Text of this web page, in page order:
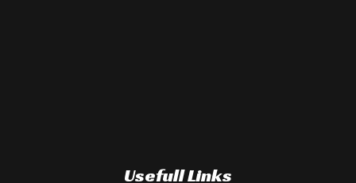
Usefull Links